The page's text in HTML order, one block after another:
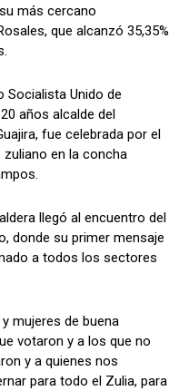
más cercano
que alcanzó 35,35%
Socialista Unido de
años alcalde del
fue celebrada por el
en la concha
llegó al encuentro del
donde su primer mensaje
a todos los sectores
mujeres de buena
votaron y a los que no
y a quienes nos
para todo el Zulia, para